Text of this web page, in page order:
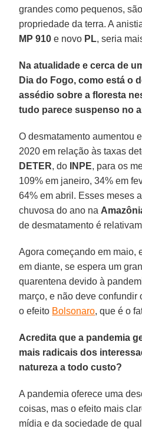
grandes como pequenos,
propriedade da terra. A
MP 910 e novo PL, seria
Na atualidade e cerca de
Dia do Fogo, como está o
assédio sobre a floresta
tudo parece suspenso no
O desmatamento aumentou
2020 em relação às taxas
DETER, do INPE, para os
109% em janeiro, 34% em
64% em abril. Esses meses
chuvosa do ano na
de desmatamento é
Agora começando em maio,
em diante, se espera um
quarentena devido à
março, e não deve confundir
o efeito Bolsonaro, que é o
Acredita que a pandemia
mais radicais dos
natureza a todo custo?
A pandemia oferece uma
coisas, mas o efeito mais
mídia e da sociedade de